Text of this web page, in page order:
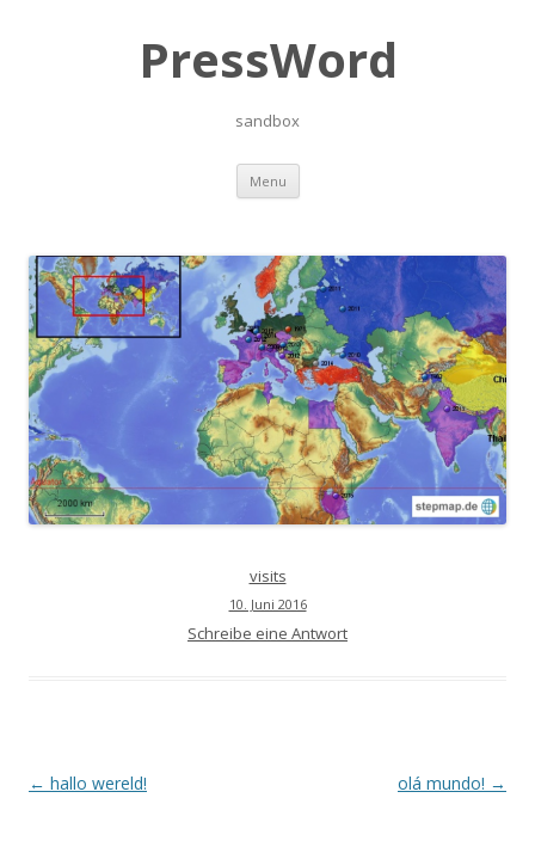
PressWord
sandbox
Menu Skip
content
visits
10. Juni 2016
Schreibe eine Antwort
Beitrags-
← hallo wereld! olá mundo! →